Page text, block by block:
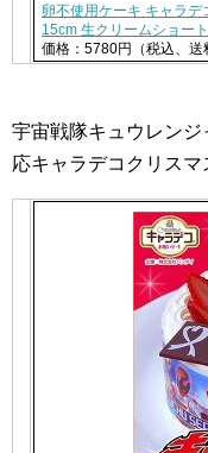
卵不使用ケーキ キャラ
15cm 生クリームショー
価格：5780円（税込、送
宇宙戦隊キュウレン
応キャラデコクリスマ